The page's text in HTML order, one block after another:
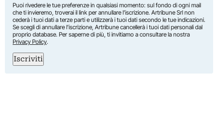
Puoi rivedere le tue preferenze in qualsiasi momento: sul fondo di ogni mail
che ti invieremo, troverai il link per annullare l’iscrizione. Artribune Srl non
cederà i tuoi dati a terze parti e utilizzerà i tuoi dati secondo le tue indicazioni.
Se scegli di annullare l’iscrizione, Artribune cancellerà i tuoi dati personali dal
proprio database. Per saperne di più, ti invitiamo a consultare la nostra
Privacy Policy.
Iscriviti